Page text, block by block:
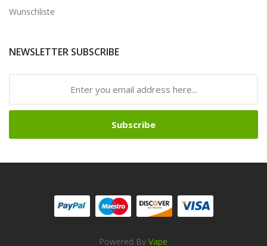
Wunschliste
NEWSLETTER SUBSCRIBE
Subscribe
Powered By Vape